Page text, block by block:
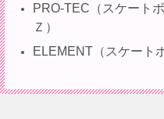
PRO-TEC（スケート
Ｚ）
ELEMENT（スケート